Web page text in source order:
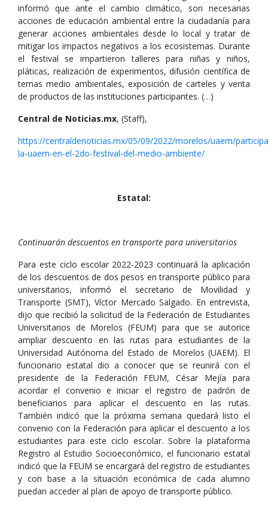
informó que ante el cambio climático, son necesarias
acciones de educación ambiental entre la ciudadanía para
generar acciones ambientales desde lo local y tratar de
mitigar los impactos negativos a los ecosistemas. Durante
el festival se impartieron talleres para niñas y niños,
pláticas, realización de experimentos, difusión científica de
temas medio ambientales, exposición de carteles y venta
de productos de las instituciones participantes. (…)
Central de Noticias.mx, (Staff),
https://centraldenoticias.mx/05/09/2022/morelos/uaem/
la-uaem-en-el-2do-festival-del-medio-ambiente/
Estatal:
Continuarán descuentos en transporte para universitarios
Para este ciclo escolar 2022-2023 continuará la aplicación
de los descuentos de dos pesos en transporte público para
universitarios, informó el secretario de Movilidad y
Transporte (SMT), Víctor Mercado Salgado. En entrevista,
dijo que recibió la solicitud de la Federación de Estudiantes
Universitarios de Morelos (FEUM) para que se autorice
ampliar descuento en las rutas para estudiantes de la
Universidad Autónoma del Estado de Morelos (UAEM). El
funcionario estatal dio a conocer que se reunirá con el
presidente de la Federación FEUM, César Mejía para
acordar el convenio e iniciar el registro de padrón de
beneficiarios para aplicar el descuento en las rutas.
También indicó que la próxima semana quedará listo el
convenio con la Federación para aplicar el descuento a los
estudiantes para este ciclo escolar. Sobre la plataforma
Registro al Estudio Socioeconómico, el funcionario estatal
indicó que la FEUM se encargará del registro de estudiantes
y con base a la situación económica de cada alumno
puedan acceder al plan de apoyo de transporte público.